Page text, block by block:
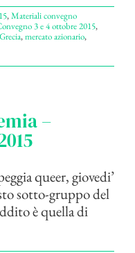
,Materiali convegno
3 e 4 ottobre 2015,
Grecia,mercato azionario,
–
queer, giovedi’
sotto-gruppo del
è quella di